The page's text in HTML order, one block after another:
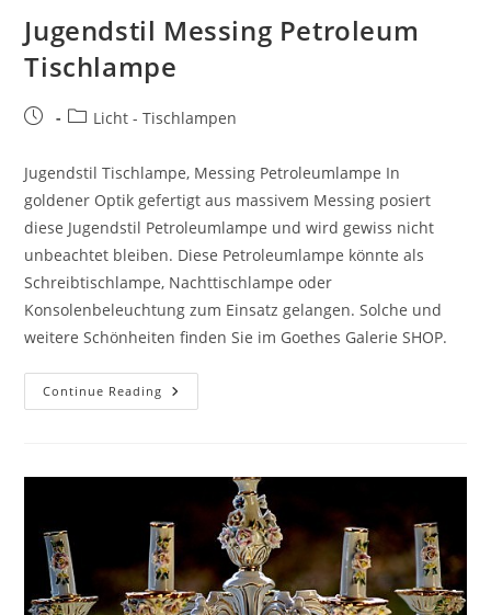
Jugendstil Messing Petroleum
Tischlampe
Licht - Tischlampen
Jugendstil Tischlampe, Messing Petroleumlampe In
goldener Optik gefertigt aus massivem Messing posiert
diese Jugendstil Petroleumlampe und wird gewiss nicht
unbeachtet bleiben. Diese Petroleumlampe könnte als
Schreibtischlampe, Nachttischlampe oder
Konsolenbeleuchtung zum Einsatz gelangen. Solche und
weitere Schönheiten finden Sie im Goethes Galerie SHOP.
Continue Reading